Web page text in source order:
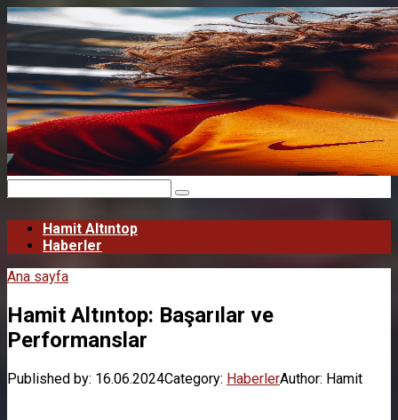
Skip
to
content
Hamit Altıntop
Haberler
Ana sayfa
Hamit Altıntop: Başarılar ve
Performanslar
Published by: 16.06.2024Category: HaberlerAuthor: Hamit